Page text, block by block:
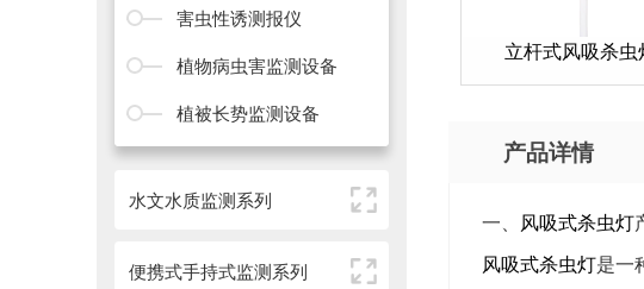
害虫性诱测报仪
植物病虫害监测设备
植被长势监测设备
水文水质监测系列
便携式手持式监测系列
立杆式风吸杀虫
产品详情
一、 风吸式杀虫灯
风吸式杀虫灯是一